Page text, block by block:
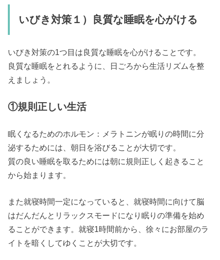
いびき対策１）良質な睡眠を心がける
いびき対策の1つ目は良質な睡眠を心がけることです。
良質な睡眠をとれるように、日ごろから生活リズムを整
えましょう。
①規則正しい生活
眠くなるためのホルモン：メラトニンが眠りの時間に分
泌するためには、朝日を浴びることが大切です。
質の良い睡眠を取るためには朝に規則正しく起きること
から始まります。
また就寝時間一定になっていると、就寝時間に向けて脳
はだんだんとリラックスモードになり眠りの準備を始め
ることができます。就寝1時間前から、徐々にお部屋のラ
イトを暗くしてゆくことが大切です。